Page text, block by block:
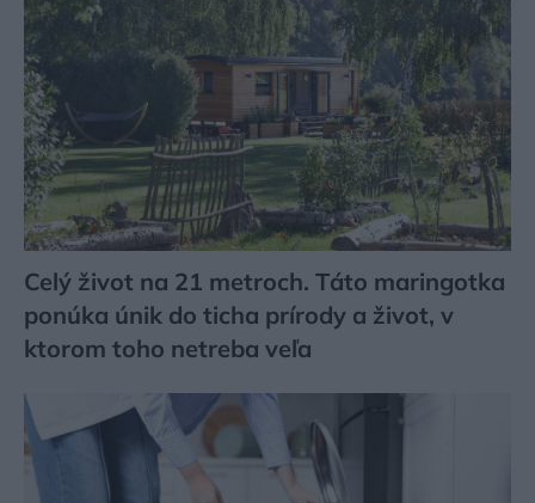
Celý život na 21 metroch. Táto maringotka
ponúka únik do ticha prírody a život, v
ktorom toho netreba veľa